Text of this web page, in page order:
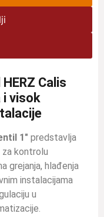
Calis
i visok
1″ predstavlja
za kontrolu
grejanja, hlađenja
instalacijama
u